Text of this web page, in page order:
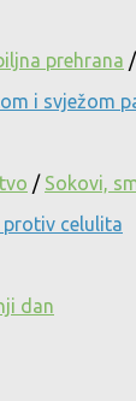
prehrana /
i svježom
/ Sokovi,
protiv celulita
dan